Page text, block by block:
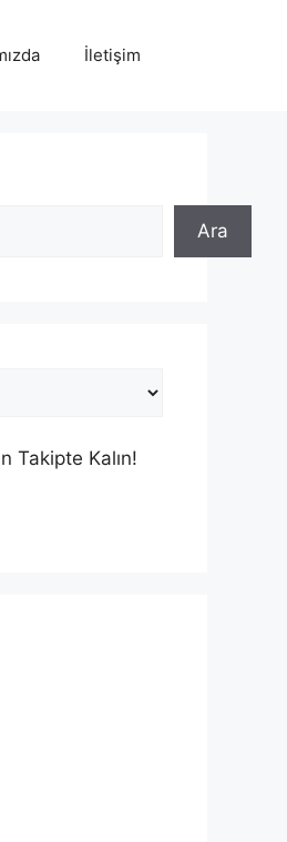
İletişim
Ara
Takipte Kalın!